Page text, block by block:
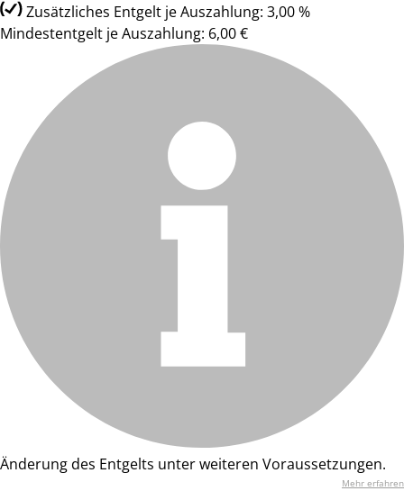
Zusätzliches Entgelt je Auszahlung: 3,00 %
Mindestentgelt je Auszahlung: 6,00 €
Änderung des Entgelts unter weiteren Voraussetzungen.
Mehr erfahren